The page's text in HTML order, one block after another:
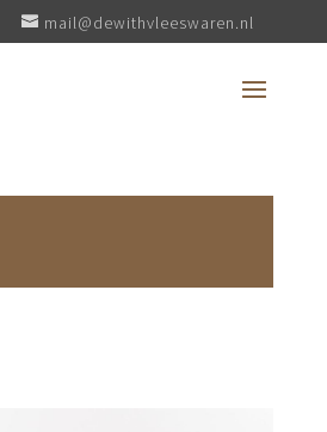
mail@dewithvleeswaren.nl